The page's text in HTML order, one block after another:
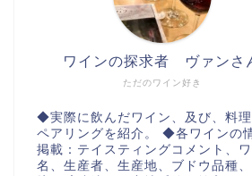
ただのワイン好き
ワインの探求者 ヴァンさ
◆実際に飲んだワイン、及び、料
ペアリングを紹介。 ◆各ワインの
掲載：テイスティングコメント、
名、生産者、生産地、ブドウ品種